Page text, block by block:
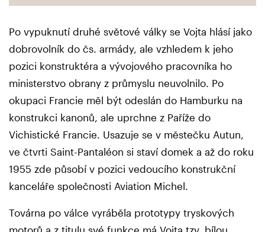
Po vypuknutí druhé světové války se Vojta hlásí jako
dobrovolník do čs. armády, ale vzhledem k jeho
pozici konstruktéra a vývojového pracovníka ho
ministerstvo obrany z průmyslu neuvolnilo. Po
okupaci Francie měl být odeslán do Hamburku na
konstrukci kanonů, ale uprchne z Paříže do
Vichistické Francie. Usazuje se v městečku Autun,
ve čtvrti Saint-Pantaléon si staví domek a až do roku
1955 zde působí v pozici vedoucího konstrukční
kanceláře společnosti Aviation Michel.
Továrna po válce vyráběla prototypy tryskových